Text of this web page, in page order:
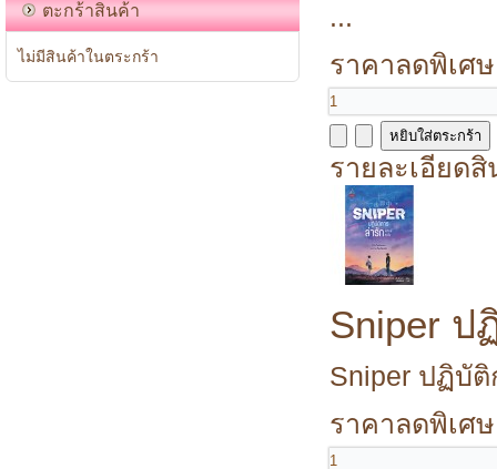
ตะกร้าสินค้า
ไม่มีสินค้าในตระกร้า
...
ราคาลดพิเศ
รายละเอียด
Sniper ป
Sniper ปฏิบั
ราคาลดพิเศ